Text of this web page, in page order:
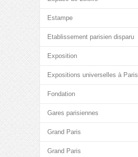
Estampe
Etablissement parisien disparu
Exposition
Expositions universelles à Paris
Fondation
Gares parisiennes
Grand Paris
Grand Paris